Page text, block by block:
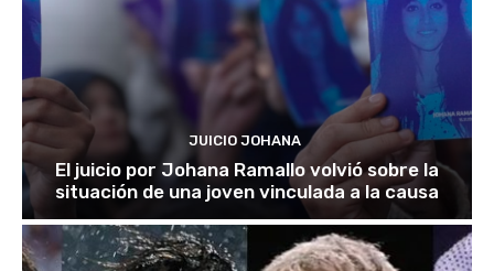
JUICIO JOHANA
El juicio por Johana Ramallo volvió sobre la
situación de una joven vinculada a la causa